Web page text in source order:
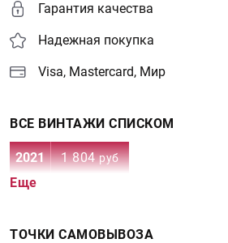
Гарантия качества
Надежная покупка
Visa, Mastercard, Мир
ВСЕ ВИНТАЖИ СПИСКОМ
2021 1 804руб
Еще
ТОЧКИ САМОВЫВОЗА